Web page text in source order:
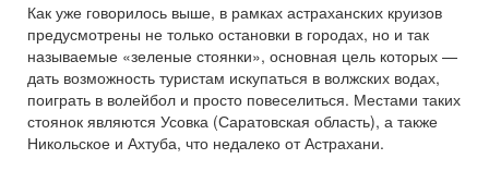
Как уже говорилось выше, в рамках астраханских круизов
предусмотрены не только остановки в городах, но и так
называемые «зеленые стоянки», основная цель которых —
дать возможность туристам искупаться в волжских водах,
поиграть в волейбол и просто повеселиться. Местами таких
стоянок являются Усовка (Саратовская область), а также
Никольское и Ахтуба, что недалеко от Астрахани.